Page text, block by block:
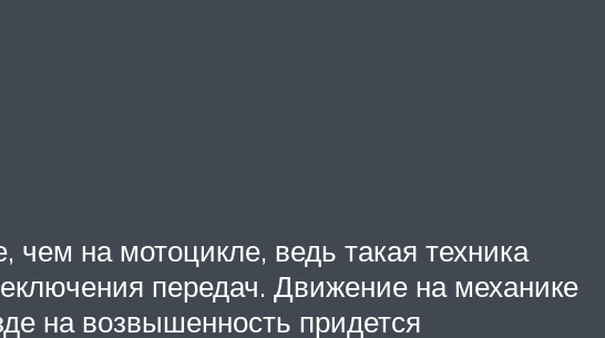
на мотоцикле, ведь такая техника
передач. Движение на механике
на возвышенность придется